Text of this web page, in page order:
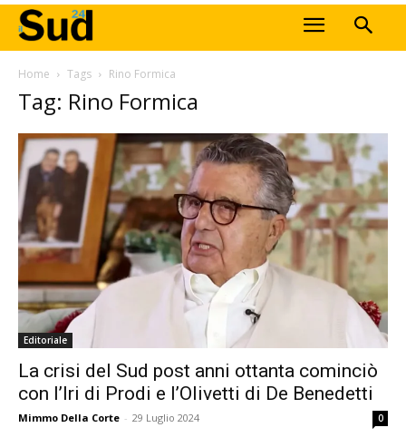
Home Tags Rino Formica
Tag: Rino Formica
Editoriale
La crisi del Sud post anni ottanta cominciò
con l’Iri di Prodi e l’Olivetti di De Benedetti
Mimmo Della Corte - 29 Luglio 2024 0